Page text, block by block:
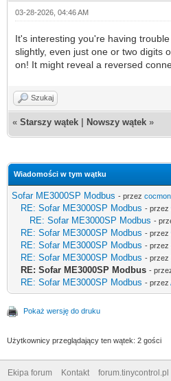
03-28-2026, 04:46 AM
It's interesting you're having
slightly, even just one or two digits
on! It might reveal a reversed
Szukaj
« Starszy wątek Nowszy wątek »
Wiadomości w tym wątku
Sofar ME3000SP Modbus - przez
RE: Sofar ME3000SP Modbus - przez
RE: Sofar ME3000SP Modbus -
RE: Sofar ME3000SP Modbus - przez
RE: Sofar ME3000SP Modbus - przez
RE: Sofar ME3000SP Modbus - przez
RE: Sofar ME3000SP Modbus -
RE: Sofar ME3000SP Modbus - przez
Pokaż wersję do druku
Użytkownicy przeglądający ten wątek: 2 gości
Ekipa forum Kontakt forum.tinycontrol.pl